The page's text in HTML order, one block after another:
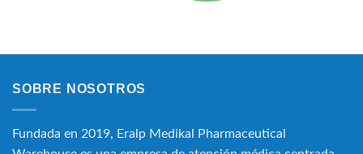
SOBRE NOSOTROS
Fundada en 2019, Eralp Medikal Pharmaceutical